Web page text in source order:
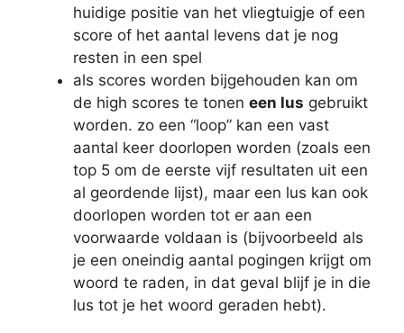
huidige positie van het vliegtuigje of een
score of het aantal levens dat je nog
resten in een spel
als scores worden bijgehouden kan om
de high scores te tonen een lus gebruikt
worden. zo een “loop” kan een vast
aantal keer doorlopen worden (zoals een
top 5 om de eerste vijf resultaten uit een
al geordende lijst), maar een lus kan ook
doorlopen worden tot er aan een
voorwaarde voldaan is (bijvoorbeeld als
je een oneindig aantal pogingen krijgt om
woord te raden, in dat geval blijf je in die
lus tot je het woord geraden hebt).